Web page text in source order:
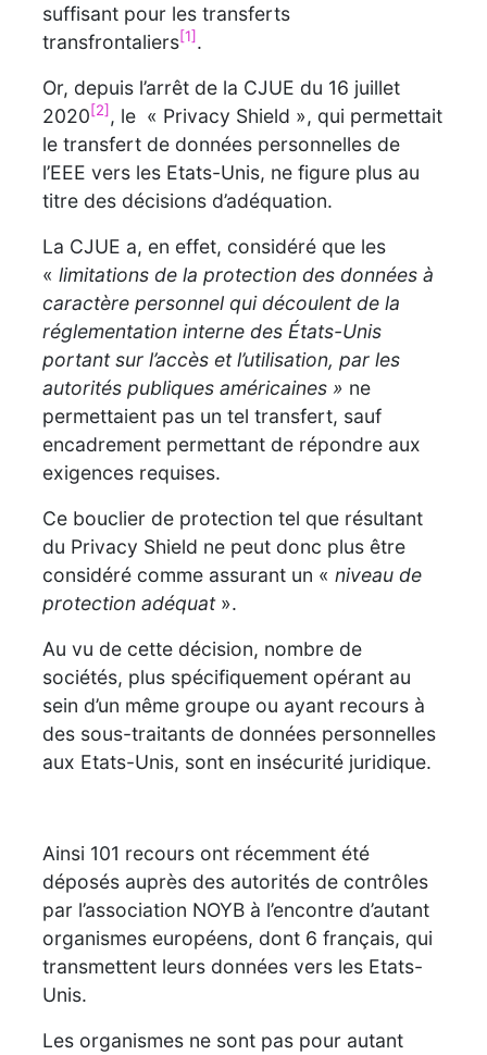
suffisant pour les transferts
transfrontaliers[1] .
Or, depuis l’arrêt de la CJUE du 16 juillet
2020[2] , le « Privacy Shield », qui permettait
le transfert de données personnelles de
l’EEE vers les Etats-Unis, ne figure plus au
titre des décisions d’adéquation.
La CJUE a, en effet, considéré que les
« limitations de la protection des données à
caractère personnel qui découlent de la
réglementation interne des États-Unis
portant sur l’accès et l’utilisation, par les
autorités publiques américaines » ne
permettaient pas un tel transfert, sauf
encadrement permettant de répondre aux
exigences requises.
Ce bouclier de protection tel que résultant
du Privacy Shield ne peut donc plus être
considéré comme assurant un « niveau de
protection adéquat».
Au vu de cette décision, nombre de
sociétés, plus spécifiquement opérant au
sein d’un même groupe ou ayant recours à
des sous-traitants de données personnelles
aux Etats-Unis, sont en insécurité juridique.
Ainsi 101 recours ont récemment été
déposés auprès des autorités de contrôles
par l’association NOYB à l’encontre d’autant
organismes européens, dont 6 français, qui
transmettent leurs données vers les Etats-
Unis.
Les organismes ne sont pas pour autant